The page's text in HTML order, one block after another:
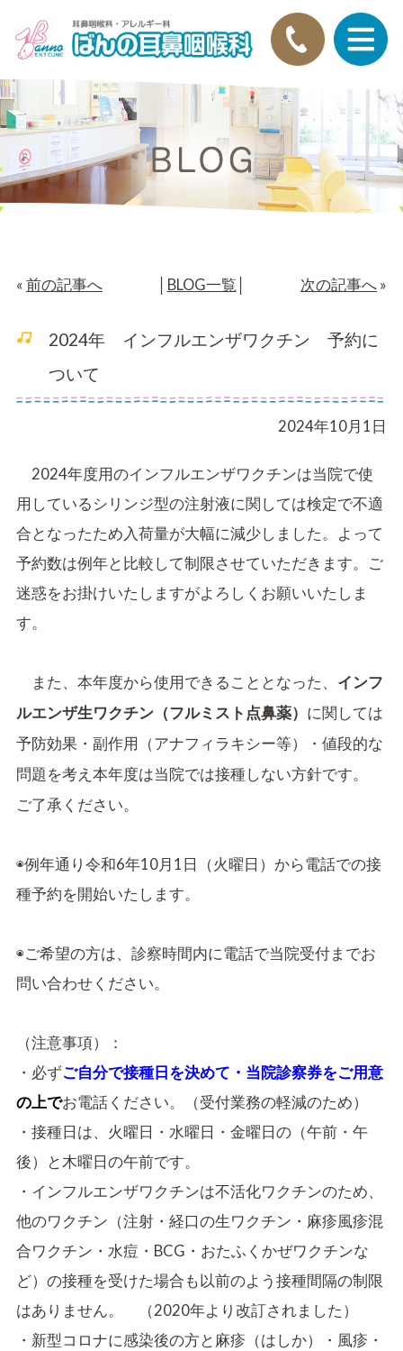
« 前の記事へ BLOG一覧 次の記事へ »
2024年 インフルエンザワクチン 予約に
ついて
2024年10月1日
2024年度用のインフルエンザワクチンは当院で使
用しているシリンジ型の注射液に関しては検定で不適
合となったため入荷量が大幅に減少しました。よって
予約数は例年と比較して制限させていただきます。ご
迷惑をお掛けいたしますがよろしくお願いいたしま
す。
また、本年度から使用できることとなった、 インフ
ルエンザ生ワクチン（フルミスト点鼻薬） に関しては
予防効果・副作用（アナフィラキシー等）・値段的な
問題を考え本年度は当院では接種しない方針です。
ご了承ください。
◉例年通り令和6年10月1日（火曜日）から電話での接
種予約を開始いたします。
◉ご希望の方は、診察時間内に電話で当院受付までお
問い合わせください。
（注意事項）：
・必ずご自分で接種日を決めて・ 当院診察券をご用意
の上でお電話ください。（受付業務の軽減のため）
・接種日は、火曜日・水曜日・金曜日の（午前・午
後）と木曜日の午前です。
・インフルエンザワクチンは不活化ワクチンのため、
他のワクチン（注射・経口の生ワクチン・麻疹風疹混
合ワクチン・水痘・BCG・おたふくかぜワクチンな
ど）の接種を受けた場合も以前のよう接種間隔の制限
はありません。 （2020年より改訂されました）
・新型コロナに感染後の方と麻疹（はしか）・風疹・